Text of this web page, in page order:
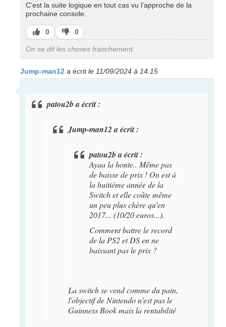
C’est la suite logique en tout cas vu l’approche de la
prochaine console.
J’aime
0
J’aime
pas
0
On se dit les choses franchement.
Jump-man12 a écrit le 11/09/2024 à 14:15
patou2b a écrit :
Jump-man12 a écrit :
patou2b a écrit :
Ayaa la honte.. Même pas
de baisse de prix ! On est à
la huitième année de la
Switch et elle coûte même
un peu plus chère qu'en
2017... (10/20 euros...).
Comment battre le record
de la PS2 et DS en ne
baissant pas le prix ?
La switch se vend comme du pain,
l'objectif de Nintendo n'est pas le
Guinness Book mais la rentabilité